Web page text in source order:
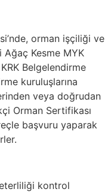
orman işçiliği ve
Ağaç Kesme MYK
Belgelendirme
kuruluşlarına
veya doğrudan
Orman Sertifikası
başvuru yaparak
kontrol